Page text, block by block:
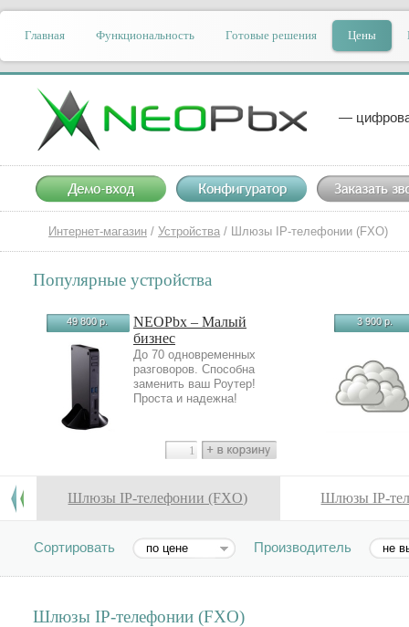
Главная Функциональность Готовые решения Цены
—
Интернет-магазин / Устройства / Шлюзы IP-телефонии (FXO)
Популярные устройства
49 800 р.
NEOPbx – Малый
бизнес
До 70 одновременных
разговоров. Способна
заменить ваш Роутер!
Проста и надежна!
3 900 р.
Шлюзы IP-телефонии (FXO) Шлюзы IP-
Сортировать по цене Производитель не
Шлюзы IP-телефонии (FXO)